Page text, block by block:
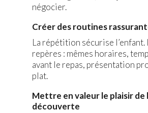
négocier.
Créer des routines
La répétition sécurise
repères : mêmes horaires,
avant le repas, présentation
plat.
Mettre en valeur le plaisir de
découverte